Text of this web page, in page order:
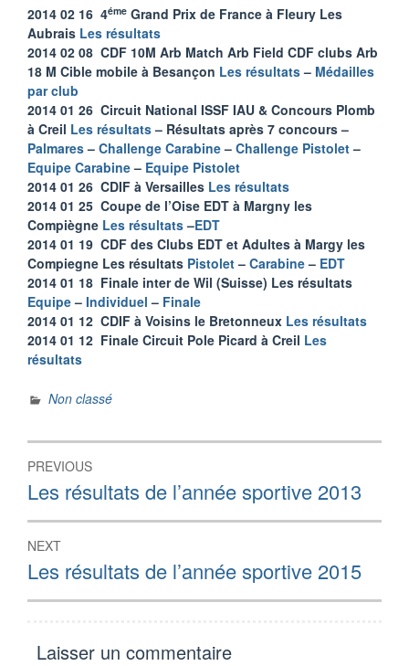
2014 02 16 4éme Grand Prix de France à Fleury Les
Aubrais Les résultats
2014 02 08 CDF 10M Arb Match Arb Field CDF clubs Arb
18 M Cible mobile à Besançon Les résultats– Médailles
par club
2014 01 26 Circuit National ISSF IAU & Concours Plomb
à Creil Les résultats– Résultats après 7 concours –
Palmares– Challenge Carabine– Challenge Pistolet–
Equipe Carabine– Equipe Pistolet
2014 01 26 CDIF à Versailles Les résultats
2014 01 25 Coupe de l’Oise EDT à Margny les
Compiègne Les résultats–EDT
2014 01 19 CDF des Clubs EDT et Adultes à Margy les
Compiegne Les résultats Pistolet– Carabine– EDT
2014 01 18 Finale inter de Wil (Suisse) Les résultats
Equipe– Individuel – Finale
2014 01 12 CDIF à Voisins le Bretonneux Les résultats
2014 01 12 Finale Circuit Pole Picard à Creil Les
résultats
Non classé
Navigation
de
l’article
PREVIOUS
Previous
post:
Les résultats de l’année sportive 2013
NEXT
Next
post:
Les résultats de l’année sportive 2015
Laisser un commentaire